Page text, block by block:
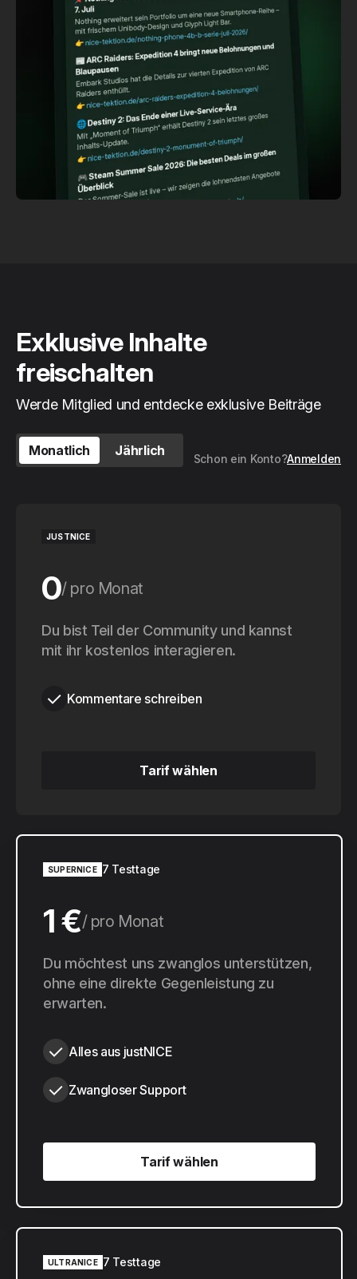
Exklusive Inhalte
freischalten
Werde Mitglied und entdecke exklusive Beiträge
Monatlich Jährlich
Schon ein Konto?Anmelden
JUSTNICE
0 pro Monat
0 pro Jahr
Du bist Teil der Community und kannst
mit ihr kostenlos interagieren.
Kommentare schreiben
Tarif wählen
SUPERNICE 7 Testtage
1 € pro Monat
10 € pro Jahr
Du möchtest uns zwanglos unterstützen,
ohne eine direkte Gegenleistung zu
erwarten.
Alles aus justNICE
Zwangloser Support
Tarif wählen
Tarif wählen
ULTRANICE 7 Testtage